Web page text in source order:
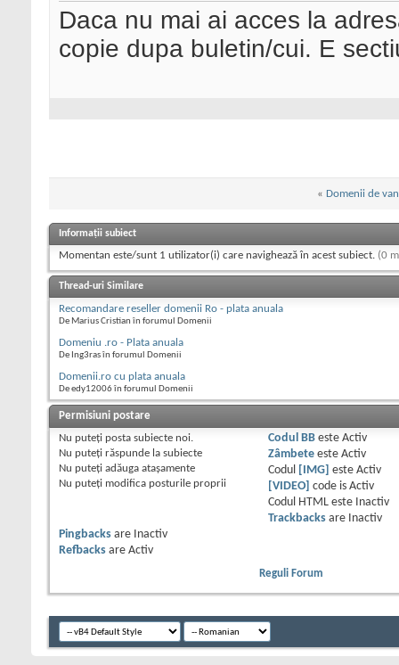
Daca nu mai ai acces la
copie dupa buletin/cui. E
« Domenii de
Informații subiect
Momentan este/sunt 1 utilizator(i) care navighează în acest subiect. (0
Thread-uri Similare
Recomandare reseller domenii Ro - plata anuala
De Marius Cristian în forumul Domenii
Domeniu .ro - Plata anuala
De Ing3ras în forumul Domenii
Domenii.ro cu plata anuala
De edy12006 în forumul Domenii
Permisiuni postare
Nu puteţi posta subiecte noi.
Nu puteţi răspunde la subiecte
Nu puteţi adăuga ataşamente
Nu puteţi modifica posturile proprii
Codul BBeste Activ
Zâmbeteeste Activ
Codul
[IMG] este Activ
[VIDEO] code is Activ
Codul HTML este
Inactiv
Trackbacksare
Inactiv
Pingbacks are
Inactiv
Refbacks are Activ
Reguli Forum